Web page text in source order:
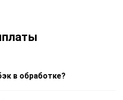
в обработке?